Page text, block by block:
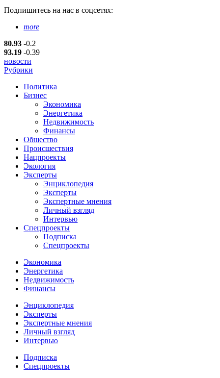
Подпишитесь на нас в соцсетях:
more
80.93 -0.2
93.19 -0.39
новости
Рубрики
Политика
Бизнес
Экономика
Энергетика
Недвижимость
Финансы
Общество
Происшествия
Нацпроекты
Экология
Эксперты
Энциклопедия
Эксперты
Экспертные мнения
Личный взгляд
Интервью
Спецпроекты
Подписка
Спецпроекты
Экономика
Энергетика
Недвижимость
Финансы
Энциклопедия
Эксперты
Экспертные мнения
Личный взгляд
Интервью
Подписка
Спецпроекты